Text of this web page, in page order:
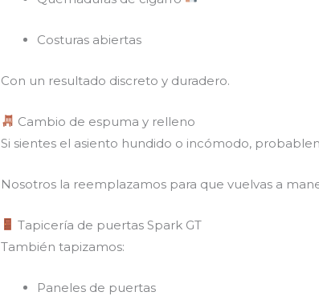
Costuras abiertas
Con un resultado discreto y duradero.
Cambio de espuma y relleno
Si sientes el asiento hundido o incómodo,
Nosotros la reemplazamos para que vuelvas a
Tapicería de puertas Spark GT
También tapizamos:
Paneles de puertas